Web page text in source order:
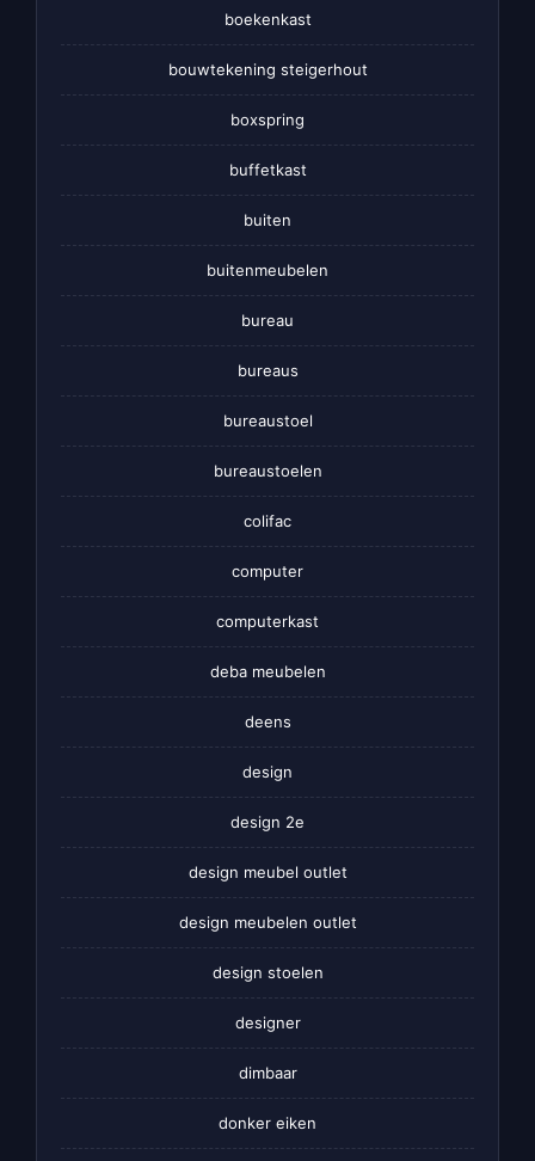
boekenkast
bouwtekening steigerhout
boxspring
buffetkast
buiten
buitenmeubelen
bureau
bureaus
bureaustoel
bureaustoelen
colifac
computer
computerkast
deba meubelen
deens
design
design 2e
design meubel outlet
design meubelen outlet
design stoelen
designer
dimbaar
donker eiken